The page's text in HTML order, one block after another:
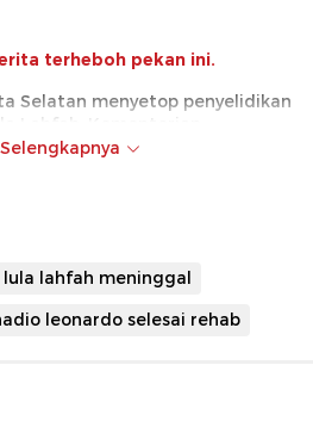
terheboh pekan ini.
Selatan menyetop penyelidikan
Lahfah, Kementerian
(Komdigi) menetapkan aturan
heboh film yang dibintangi
ini!
di sini!
lula lahfah meninggal
leonardo selesai rehab